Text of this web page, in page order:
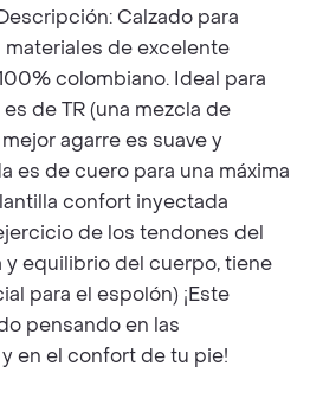
Calzado para
de excelente
colombiano. Ideal para
de TR (una mezcla de
agarre es suave y
es de cuero para una máxima
confort inyectada
de los tendones del
y equilibrio del cuerpo, tiene
para el espolón) ¡Este
pensando en las
en el confort de tu pie!